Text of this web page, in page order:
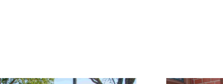
σε όλα τα παιδιά μας,